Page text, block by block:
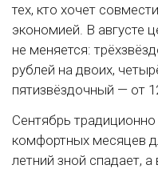
тех, кто хочет
экономией. В августе
не меняется:
рублей на двоих,
пятизвёздочный — от
Сентябрь
комфортных месяцев
летний зной спадает,